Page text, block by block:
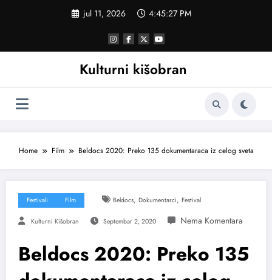
jul 11, 2026 4:45:28 PM
Kulturni kišobran
Home Film Beldocs 2020: Preko 135 dokumentaraca iz celog sveta
Festivali Film Beldocs, Dokumentarci, Festival
Kulturni Kišobran Septembar 2, 2020
Beldocs 2020: Preko 135